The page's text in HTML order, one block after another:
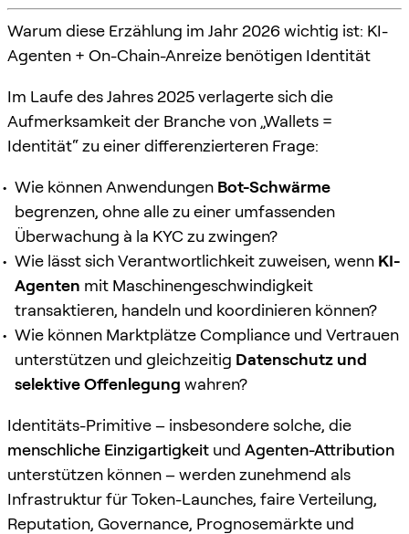
Warum diese Erzählung im Jahr 2026 wichtig ist: KI-
Agenten + On-Chain-Anreize benötigen Identität
Im Laufe des Jahres 2025 verlagerte sich die
Aufmerksamkeit der Branche von „Wallets =
Identität“ zu einer differenzierteren Frage:
Wie können Anwendungen Bot-Schwärme
begrenzen, ohne alle zu einer umfassenden
Überwachung à la KYC zu zwingen?
Wie lässt sich Verantwortlichkeit zuweisen, wenn KI-
Agenten mit Maschinengeschwindigkeit
transaktieren, handeln und koordinieren können?
Wie können Marktplätze Compliance und Vertrauen
unterstützen und gleichzeitig Datenschutz und
selektive Offenlegung wahren?
Identitäts-Primitive – insbesondere solche, die
menschliche Einzigartigkeit und Agenten-Attribution
unterstützen können – werden zunehmend als
Infrastruktur für Token-Launches, faire Verteilung,
Reputation, Governance, Prognosemärkte und